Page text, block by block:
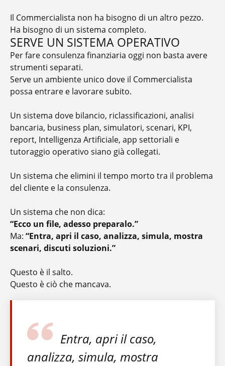
Il Commercialista non ha bisogno di un altro pezzo.
Ha bisogno di un sistema completo.
SERVE UN SISTEMA OPERATIVO
Per fare consulenza finanziaria oggi non basta avere
strumenti separati.
Serve un ambiente unico dove il Commercialista
possa entrare e lavorare subito.
Un sistema dove bilancio, riclassificazioni, analisi
bancaria, business plan, simulatori, scenari, KPI,
report, Intelligenza Artificiale, app settoriali e
tutoraggio operativo siano già collegati.
Un sistema che elimini il tempo morto tra il problema
del cliente e la consulenza.
Un sistema che non dica:
“Ecco un file, adesso preparalo.”
Ma: “Entra, apri il caso, analizza, simula, mostra
scenari, discuti soluzioni.”
Questo è il salto.
Questo è ciò che mancava.
Entra, apri il caso,
analizza, simula, mostra